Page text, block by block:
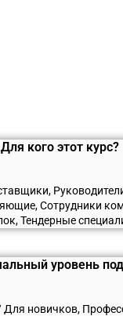
Для кого этот курс?
Сотрудники
Тендерные
уровень
новичков,